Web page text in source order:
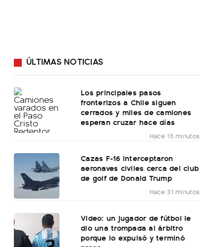
ÚLTIMAS NOTICIAS
Los principales pasos
fronterizos a Chile siguen
cerrados y miles de camiones
esperan cruzar hace días
Hace 15 minutos
Cazas F-16 interceptaron
aeronaves civiles cerca del club
de golf de Donald Trump
Hace 31 minutos
Video: un jugador de fútbol le
dio una trompada al árbitro
porque lo expulsó y terminó